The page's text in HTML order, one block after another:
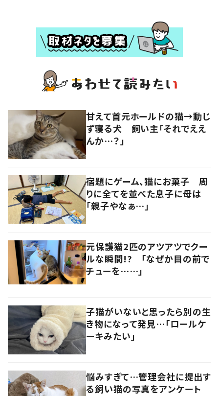
甘えて首元ホールドの猫→動じ
ず寝る犬 飼い主「それでええ
んか…？」
宿題にゲーム、猫にお菓子 周
りに全てを並べた息子に母は
「親子やなぁ…」
元保護猫2匹のアツアツでクー
ルな瞬間!? 「なぜか目の前で
チューを……」
子猫がいないと思ったら別の生
き物になって発見…「ロールケ
ーキみたい」
悩みすぎて…管理会社に提出す
る飼い猫の写真をアンケート